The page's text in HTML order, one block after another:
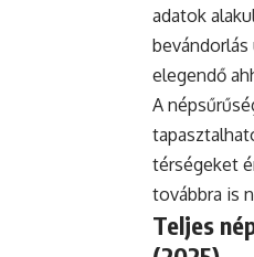
adatok
elegendő
A
térségeket
továbbra is
Teljes